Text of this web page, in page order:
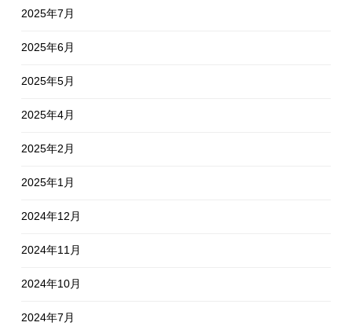
2025年7月
2025年6月
2025年5月
2025年4月
2025年2月
2025年1月
2024年12月
2024年11月
2024年10月
2024年7月